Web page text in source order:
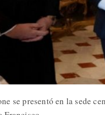
se presentó en la sede